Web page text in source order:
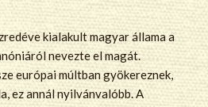
kialakult magyar állama a
nevezte el magát.
európai múltban gyökereznek,
ez annál nyilvánvalóbb. A